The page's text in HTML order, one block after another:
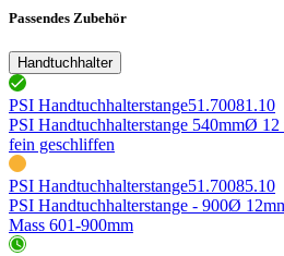
Passendes Zubehör
Handtuchhalter
PSI Handtuchhalterstange51.70081.10
PSI Handtuchhalterstange 540mmØ 12
fein geschliffen
PSI Handtuchhalterstange51.70085.10
PSI Handtuchhalterstange - 900Ø
Mass 601-900mm